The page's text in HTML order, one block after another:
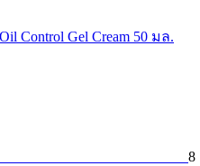
Control Gel Cream 50 มล.
8